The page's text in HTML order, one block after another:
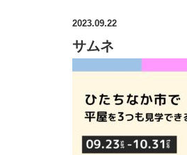
2023.09.22
サムネ